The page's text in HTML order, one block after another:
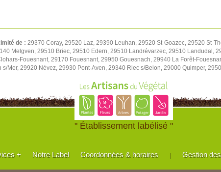
de : 29370 Coray, 29520 Laz, 29390 Leuhan, 29520 St-Goazec, 29520 St-
Melgven, 29510 Briec, 29510 Edern, 29510 Landrévarzec, 29510 Landudal,
Fouesnant, 29170 Fouesnant, 29950 Gouesnach, 29940 La Forêt-
s/Mer, 29920 Névez, 29930 Pont-Aven, 29340 Riec s/Belon, 29000 Quimper,
" Établissement labélisé "
+ Notre Label Coordonnées & horaires | Gestion